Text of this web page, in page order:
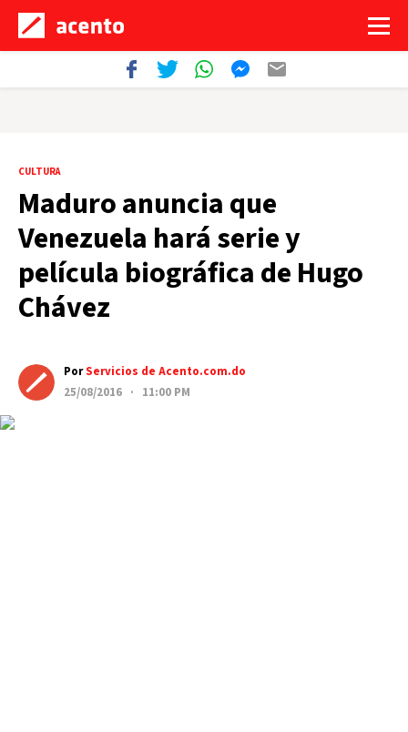
CULTURA
Maduro anuncia que
Venezuela hará serie y
película biográfica de Hugo
Chávez
PorServicios de Acento.com.do
25/08/2016 · 11:00 PM